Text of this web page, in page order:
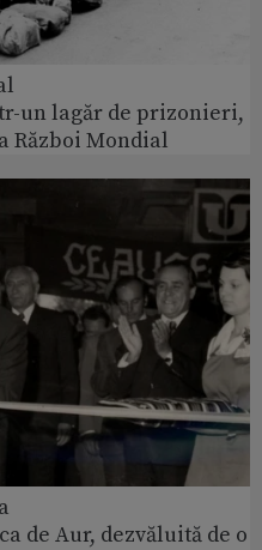
un lagăr de prizonieri,
Război Mondial
de Aur, dezvăluită de o